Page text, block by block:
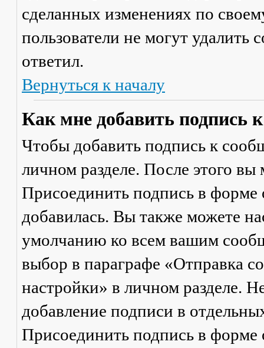
сделанных изменениях по
пользователи не могут удалить
ответил.
Вернуться к началу
Как мне добавить подпись
Чтобы добавить подпись к
личном разделе. После этого
Присоединить подпись в форме
добавилась. Вы также можете
умолчанию ко всем вашим
выбор в параграфе «Отправка
настройки» в личном разделе.
добавление подписи в
Присоединить подпись в форме